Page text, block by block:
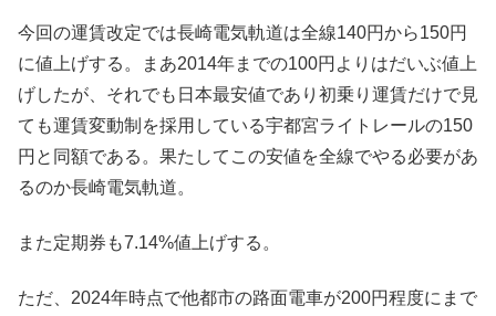
今回の運賃改定では長崎電気軌道は全線140円から150円
に値上げする。まあ2014年までの100円よりはだいぶ値上
げしたが、それでも日本最安値であり初乗り運賃だけで見
ても運賃変動制を採用している宇都宮ライトレールの150
円と同額である。果たしてこの安値を全線でやる必要があ
るのか長崎電気軌道。
また定期券も7.14%値上げする。
ただ、2024年時点で他都市の路面電車が200円程度にまで